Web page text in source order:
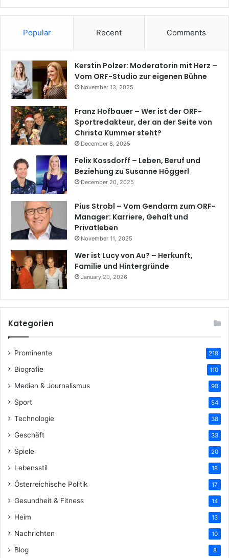
Popular Recent Comments
Kerstin Polzer: Moderatorin mit Herz –
Vom ORF-Studio zur eigenen Bühne
November 13, 2025
Franz Hofbauer – Wer ist der ORF-
Sportredakteur, der an der Seite von
Christa Kummer steht?
December 8, 2025
Felix Kossdorff – Leben, Beruf und
Beziehung zu Susanne Höggerl
December 20, 2025
Pius Strobl – Vom Gendarm zum ORF-
Manager: Karriere, Gehalt und
Privatleben
November 11, 2025
Wer ist Lucy von Au? – Herkunft,
Familie und Hintergründe
January 20, 2026
Kategorien
Prominente 218
Biografie 110
Medien & Journalismus 98
Sport 54
Technologie 38
Geschäft 33
Spiele 20
Lebensstil 18
Österreichische Politik 17
Gesundheit & Fitness 14
Heim 13
Nachrichten 10
Blog 8